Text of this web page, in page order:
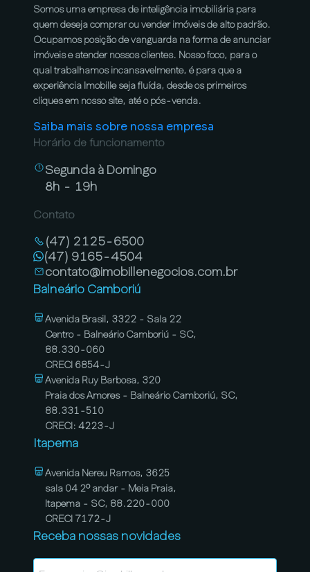
Somos uma empresa de inteligência imobiliária para
quem deseja comprar ou vender imóveis de alto padrão.
Ocupamos posição de vanguarda na forma de anunciar
imóveis e atender nossos clientes. Nosso foco, para o
qual trabalhamos incansavelmente, é para que a
experiência Imobille seja fluída, desde os primeiros
cliques em nosso site, até o pós-venda.
Saiba mais sobre nossa empresa
Horário de funcionamento
Segunda à Domingo
8h - 19h
Contato
(47) 2125-6500
(47) 9165-4504
contato@imobillenegocios.com.br
Balneário Camboriú
Avenida Brasil, 3322 - Sala 22
Centro - Balneário Camboriú - SC,
88.330-060
CRECI 6854-J
Avenida Ruy Barbosa, 320
Praia dos Amores - Balneário Camboriú, SC,
88.331-510
CRECI: 4223-J
Itapema
Avenida Nereu Ramos, 3625
sala 04 2º andar - Meia Praia,
Itapema - SC, 88.220-000
CRECI 7172-J
Receba nossas novidades